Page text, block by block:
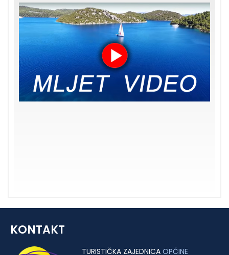
KONTAKT
TURISTIČKA ZAJEDNICA OPĆINE